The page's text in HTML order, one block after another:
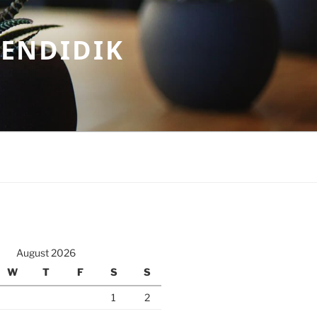
August 2026
W T F S S
1
2